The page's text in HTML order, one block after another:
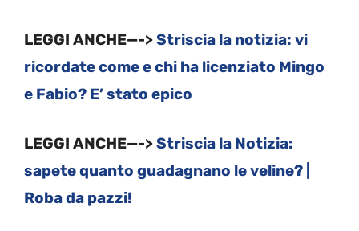
LEGGI ANCHE—->Striscia la notizia: vi
ricordate come e chi ha licenziato Mingo
e Fabio? E’ stato epico
LEGGI ANCHE—->Striscia la Notizia:
sapete quanto guadagnano le veline? |
Roba da pazzi!